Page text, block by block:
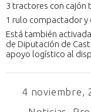
3 tractores con cajón
1 rulo compactador
Está también
de Diputación de
apoyo logístico al
4 noviembre,